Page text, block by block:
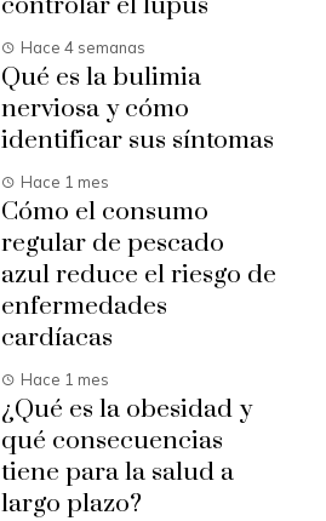
Hace 4 semanas
Qué es la bulimia
nerviosa y cómo
identificar sus síntomas
Hace 1 mes
Cómo el consumo
regular de pescado
azul reduce el riesgo de
enfermedades
cardíacas
Hace 1 mes
¿Qué es la obesidad y
qué consecuencias
tiene para la salud a
largo plazo?